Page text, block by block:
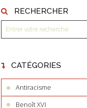
RECHERCHER
CATÉGORIES
Antiracisme
Benoît XVI